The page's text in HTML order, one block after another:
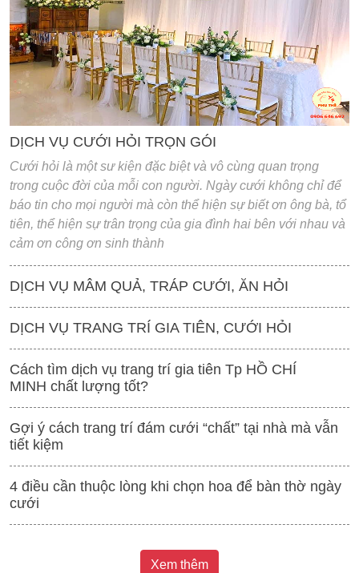
'
DỊCH VỤ CƯỚI HỎI TRỌN GÓI
Cưới hỏi là một sư kiện đặc biệt và vô cùng quan trọng
trong cuộc đời của mỗi con người. Ngày cưới không chỉ để
báo tin cho mọi người mà còn thể hiện sự biết ơn ông bà, tổ
tiên, thể hiện sự trân trọng của gia đình hai bên với nhau và
cảm ơn công ơn sinh thành
DỊCH VỤ MÂM QUẢ, TRÁP CƯỚI, ĂN HỎI
DỊCH VỤ TRANG TRÍ GIA TIÊN, CƯỚI HỎI
Cách tìm dịch vụ trang trí gia tiên Tp HỒ CHÍ
MINH chất lượng tốt?
Gợi ý cách trang trí đám cưới “chất” tại nhà mà vẫn
tiết kiệm
4 điều cần thuộc lòng khi chọn hoa để bàn thờ ngày
cưới
Xem thêm